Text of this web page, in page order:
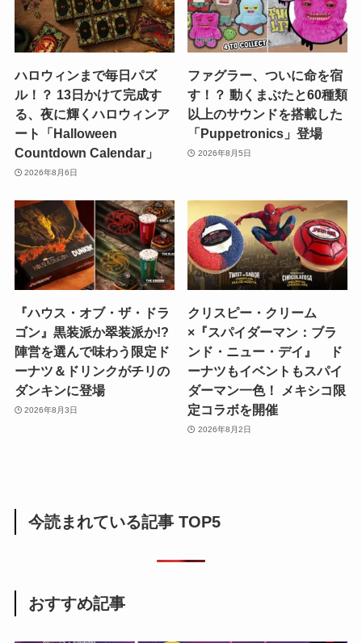
ハロウィンまで毎日パズ
ル！？ 13日かけて完成す
る、夜に輝くハロウィンア
ート「Halloween
Countdown Calendar」
2026年8月6日
ファグラー、ついに命を宿
す！？ 動くまぶたと60種類
以上のサウンドを搭載した
「Puppetronics」登場
2026年8月5日
『ハウス・オブ・ザ・ドラ
ゴン』黒装派か翠装派か!?
陣営を選んで味わう限定ド
ーナツ＆ドリンクがチリの
ダンキンに登場
2026年8月3日
クリスピー・クリーム
×『スパイダーマン：ブラ
ンド・ニュー・デイ』 ド
ーナツもイベントもスパイ
ダーマン一色！ メキシコ限
定コラボを開催
2026年8月2日
今読まれている記事 TOP5
おすすめ記事